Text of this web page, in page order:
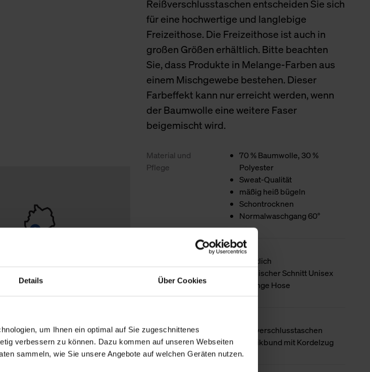
Details Über Cookies
um Ihnen ein optimal auf Sie zugeschnittenes
verbessern zu können. Dazu kommen auf unseren Webseiten
sammeln, wie Sie unsere Angebote auf welchen Geräten nutzen.
Burladingen
Reißverschlusstaschen entscheiden Sie sich
für eine hochwertige und langlebige
Freizeithose. Die Freizeithose ist auch in
großen Größen erhältlich. Bitte beachten
Sie, dass Produkte in Melange-Farben aus
einem Mischgewebe bestehen. Dieser
Farbeffekt kann nur erreicht werden, wenn
der Baumwolle eine weitere Faser
beigemischt wird.
Material und
Pflege
70 % Baumwolle, 30 %
Polyester
Sweat-Qualität
mäßig heiß bügeln
Schontrocknen
Normalwaschgang 60°
Sportlich
Klassischer Schnitt Unisex
1/1 lange Hose
Produktdetails
Reißverschlusstaschen
Elastikbund mit Kordelzug